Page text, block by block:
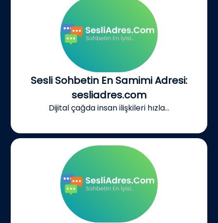
Sesli Sohbetin En Samimi Adresi:
sesliadres.com
Dijital çağda insan ilişkileri hızla...